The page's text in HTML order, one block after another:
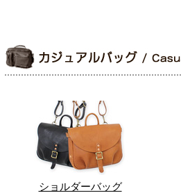
ショルダーバッグ